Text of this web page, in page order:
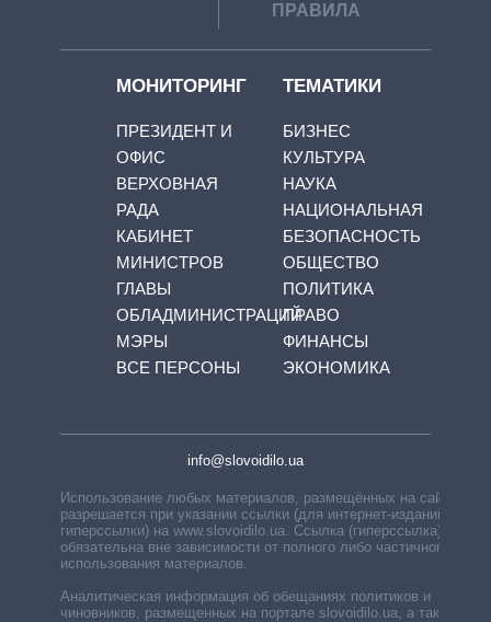
ПРАВИЛА
МОНИТОРИНГ
ПРЕЗИДЕНТ И
ОФИС
ВЕРХОВНАЯ
РАДА
КАБИНЕТ
МИНИСТРОВ
ГЛАВЫ
ОБЛАДМИНИСТРАЦИЙ
МЭРЫ
ВСЕ ПЕРСОНЫ
ТЕМАТИКИ
БИЗНЕС
КУЛЬТУРА
НАУКА
НАЦИОНАЛЬНАЯ
БЕЗОПАСНОСТЬ
ОБЩЕСТВО
ПОЛИТИКА
ПРАВО
ФИНАНСЫ
ЭКОНОМИКА
info@slovoidilo.ua
Использование любых материалов, размещённых на сайте,
разрешается при указании ссылки (для интернет-изданий —
гиперссылки) на www.slovoidilo.ua. Ссылка (гиперссылка)
обязательна вне зависимости от полного либо частичного
использования материалов.
Аналитическая информация об обещаниях политиков и
чиновников, размещенных на портале slovoidilo.ua, а также